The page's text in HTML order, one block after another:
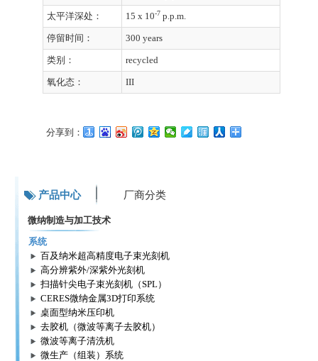
太平洋深处： 15 x 10-7 p.p.m.
停留时间： 300 years
类别： recycled
氧化态： III
分享到：
产品中心 厂商分类
微纳制造与加工技术
系统
百及纳米超高精度电子束光刻机
高分辨紫外/深紫外光刻机
扫描针尖电子束光刻机（SPL）
CERES微纳金属3D打印系统
桌面型纳米压印机
去胶机（微波等离子去胶机）
微波等离子清洗机
微生产（组装）系统